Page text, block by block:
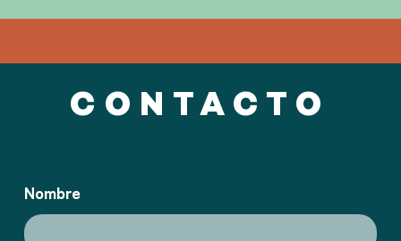
CONTACTO
Nombre